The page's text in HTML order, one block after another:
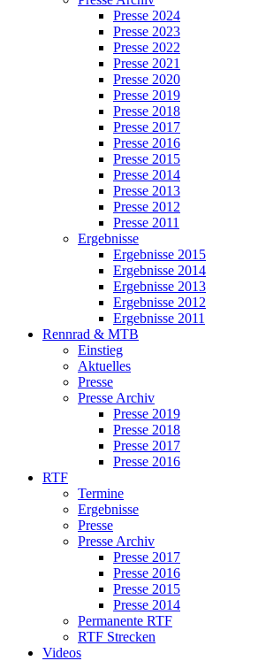
Presse 2024
Presse 2023
Presse 2022
Presse 2021
Presse 2020
Presse 2019
Presse 2018
Presse 2017
Presse 2016
Presse 2015
Presse 2014
Presse 2013
Presse 2012
Presse 2011
Ergebnisse
Ergebnisse 2015
Ergebnisse 2014
Ergebnisse 2013
Ergebnisse 2012
Ergebnisse 2011
Rennrad & MTB
Einstieg
Aktuelles
Presse
Presse Archiv
Presse 2019
Presse 2018
Presse 2017
Presse 2016
RTF
Termine
Ergebnisse
Presse
Presse Archiv
Presse 2017
Presse 2016
Presse 2015
Presse 2014
Permanente RTF
RTF Strecken
Videos